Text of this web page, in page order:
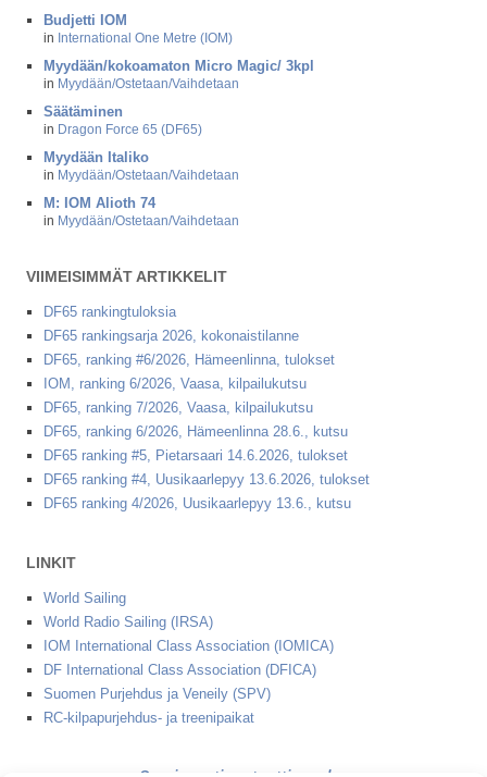
Budjetti IOM
in International One Metre (IOM)
Myydään/kokoamaton Micro Magic/ 3kpl
in Myydään/Ostetaan/Vaihdetaan
Säätäminen
in Dragon Force 65 (DF65)
Myydään Italiko
in Myydään/Ostetaan/Vaihdetaan
M: IOM Alioth 74
in Myydään/Ostetaan/Vaihdetaan
VIIMEISIMMÄT ARTIKKELIT
DF65 rankingtuloksia
DF65 rankingsarja 2026, kokonaistilanne
DF65, ranking #6/2026, Hämeenlinna, tulokset
IOM, ranking 6/2026, Vaasa, kilpailukutsu
DF65, ranking 7/2026, Vaasa, kilpailukutsu
DF65, ranking 6/2026, Hämeenlinna 28.6., kutsu
DF65 ranking #5, Pietarsaari 14.6.2026, tulokset
DF65 ranking #4, Uusikaarlepyy 13.6.2026, tulokset
DF65 ranking 4/2026, Uusikaarlepyy 13.6., kutsu
LINKIT
World Sailing
World Radio Sailing (IRSA)
IOM International Class Association (IOMICA)
DF International Class Association (DFICA)
Suomen Purjehdus ja Veneily (SPV)
RC-kilpapurjehdus- ja treenipaikat